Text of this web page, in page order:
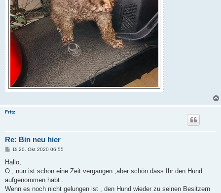
Fritz
Re: Bin neu hier
B
i
a
Di 20. Okt 2020 06:55
Hallo,
O , nun ist schon eine Zeit vergangen ,aber schön dass Ihr den Hund
aufgenommen habt .
Wenn es noch nicht gelungen ist , den Hund wieder zu seinen Besitzern